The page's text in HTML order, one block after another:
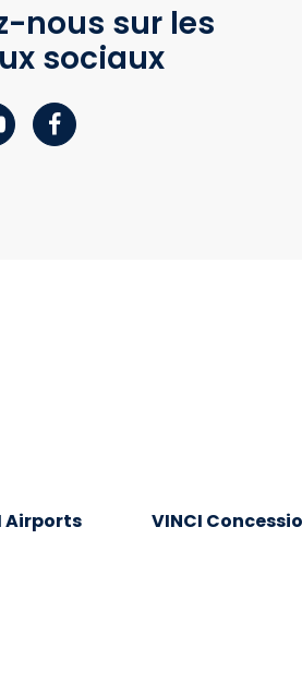
nous sur les
sociaux
Airports VINCI